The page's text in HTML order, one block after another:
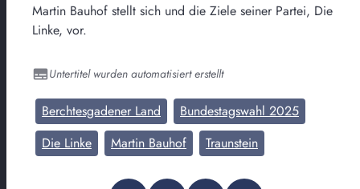
Martin Bauhof stellt sich und die Ziele seiner Partei, Die
Linke, vor.
Untertitel wurden automatisiert erstellt
Berchtesgadener Land
Bundestagswahl 2025
Die Linke
Martin Bauhof Traunstein